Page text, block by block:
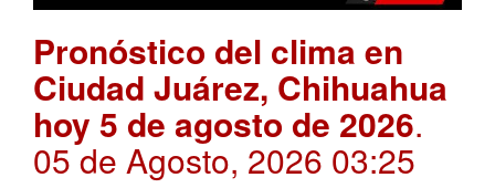
Pronóstico del clima en
Ciudad Juárez, Chihuahua
hoy 5 de agosto de 2026.
05 de Agosto, 2026 03:25